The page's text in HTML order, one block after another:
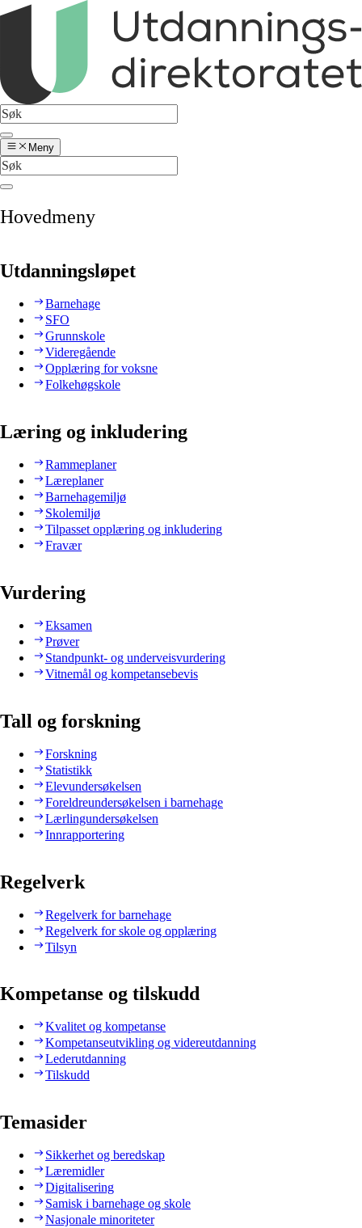
Meny
Hovedmeny
Utdanningsløpet
Barnehage
SFO
Grunnskole
Videregående
Opplæring for voksne
Folkehøgskole
Læring og inkludering
Rammeplaner
Læreplaner
Barnehagemiljø
Skolemiljø
Tilpasset opplæring og inkludering
Fravær
Vurdering
Eksamen
Prøver
Standpunkt- og underveisvurdering
Vitnemål og kompetansebevis
Tall og forskning
Forskning
Statistikk
Elevundersøkelsen
Foreldreundersøkelsen i barnehage
Lærlingundersøkelsen
Innrapportering
Regelverk
Regelverk for barnehage
Regelverk for skole og opplæring
Tilsyn
Kompetanse og tilskudd
Kvalitet og kompetanse
Kompetanseutvikling og videreutdanning
Lederutdanning
Tilskudd
Temasider
Sikkerhet og beredskap
Læremidler
Digitalisering
Samisk i barnehage og skole
Nasjonale minoriteter